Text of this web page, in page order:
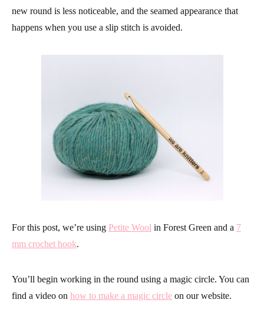
new round is less noticeable, and the seamed appearance that
happens when you use a slip stitch is avoided.
For this post, we’re using Petite Wool in Forest Green and a 7
mm crochet hook.
You’ll begin working in the round using a magic circle. You can
find a video on how to make a magic circle on our website.